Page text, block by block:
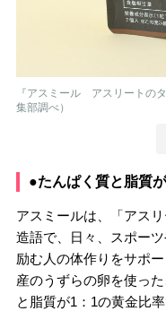
『アスミール アスリートの
集部調べ）
●たんぱく質と脂質
アスミールは、「アス
造語で、日々、スポー
励む人の体作りをサポ
産のうずらの卵を使っ
と脂質が1：1の黄金比